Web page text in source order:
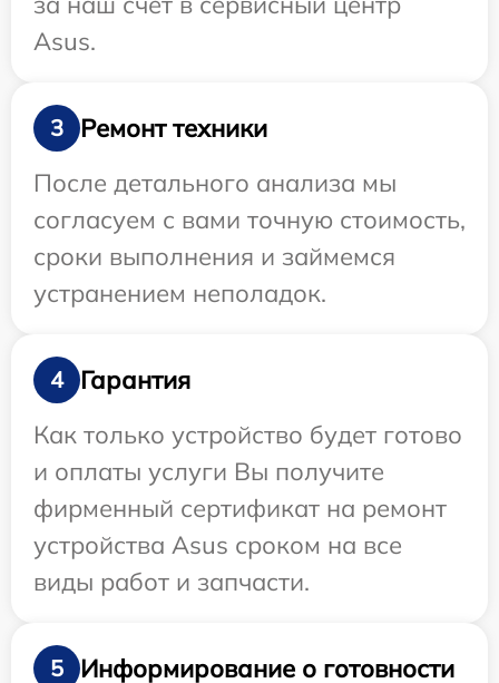
Asus.
3
Ремонт техники
После детального анализа мы
согласуем с вами точную стоимость,
сроки выполнения и займемся
устранением неполадок.
4
Гарантия
Как только устройство будет готово
и оплаты услуги Вы получите
фирменный сертификат на ремонт
устройства Asus сроком на все
виды работ и запчасти.
5
Информирование о готовности